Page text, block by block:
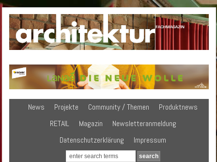
News Projekte Community / Themen
Produktnews
RETAIL
Magazin
Newsletteranmeldung
Datenschutzerklärung
Impressum